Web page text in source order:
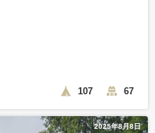
107 67
2025年8月8日